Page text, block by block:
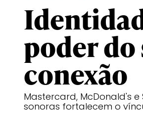
poder
conexão
Mastercard, McDonald's
sonoras fortalecem o